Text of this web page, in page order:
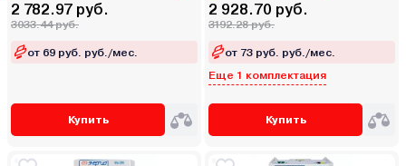
2 782.97 руб.
3033.44 руб.
от 69 руб. руб./мес.
Купить
2 928.70 руб.
3192.28 руб.
от 73 руб. руб./мес.
Еще 1 комплектация
Купить